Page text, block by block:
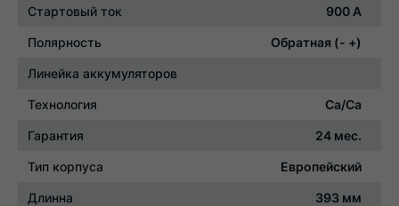
Стартовый ток 900 А
Полярность Обратная (- +)
Линейка аккумуляторов
Технология Ca/Ca
Гарантия 24 мес.
Тип корпуса Европейский
Длинна 393 мм